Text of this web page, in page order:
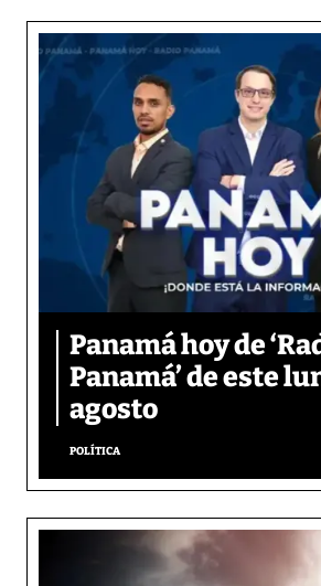
Panamá hoy de
Panamá’ de este
agosto
POLÍTICA